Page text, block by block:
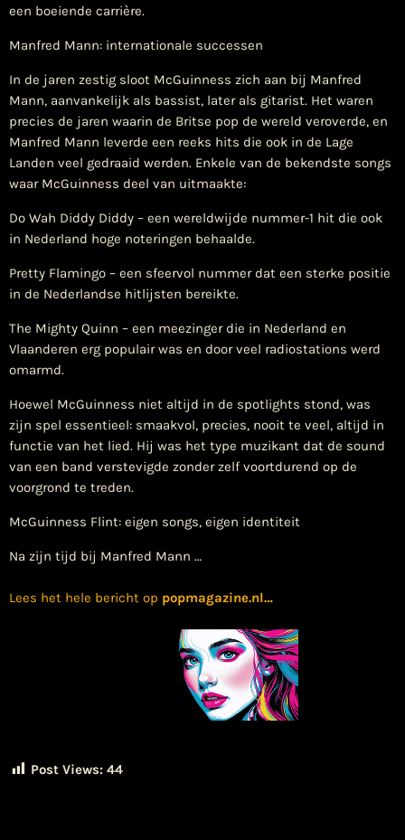
een boeiende carrière.
Manfred Mann: internationale successen
In de jaren zestig sloot McGuinness zich aan bij Manfred
Mann, aanvankelijk als bassist, later als gitarist. Het waren
precies de jaren waarin de Britse pop de wereld veroverde, en
Manfred Mann leverde een reeks hits die ook in de Lage
Landen veel gedraaid werden. Enkele van de bekendste songs
waar McGuinness deel van uitmaakte:
Do Wah Diddy Diddy – een wereldwijde nummer-1 hit die ook
in Nederland hoge noteringen behaalde.
Pretty Flamingo – een sfeervol nummer dat een sterke positie
in de Nederlandse hitlijsten bereikte.
The Mighty Quinn – een meezinger die in Nederland en
Vlaanderen erg populair was en door veel radiostations werd
omarmd.
Hoewel McGuinness niet altijd in de spotlights stond, was
zijn spel essentieel: smaakvol, precies, nooit te veel, altijd in
functie van het lied. Hij was het type muzikant dat de sound
van een band verstevigde zonder zelf voortdurend op de
voorgrond te treden.
McGuinness Flint: eigen songs, eigen identiteit
Na zijn tijd bij Manfred Mann …
Lees het hele bericht op popmagazine.nl…
Post Views: 44